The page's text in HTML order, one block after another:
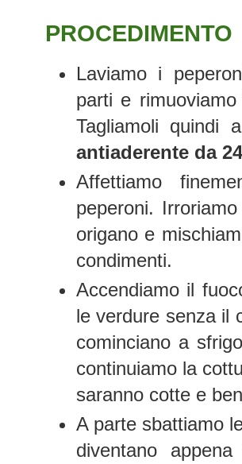
PROCEDIMENTO
Laviamo i
parti e
Tagliamoli quindi
antiaderente da
Affettiamo
peperoni.
origano e
condimenti.
Accendiamo il
le verdure senza il
cominciano a
continuiamo la
saranno cotte e
A parte sbattiamo
diventano